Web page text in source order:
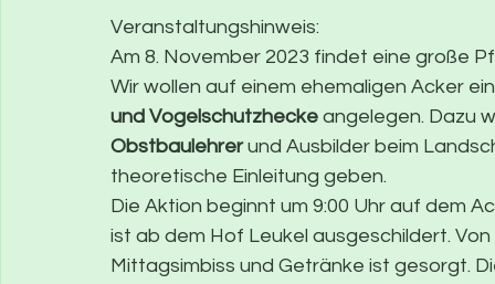
Veranstaltungshinweis:
Am 8. November 2023 findet eine große
Wir wollen auf einem ehemaligen Acker
und Vogelschutzhecke angelegen. Dazu
Obstbaulehrer und Ausbilder beim
theoretische Einleitung geben.
Die Aktion beginnt um 9:00 Uhr auf dem
ist ab dem Hof Leukel ausgeschildert.
Mittagsimbiss und Getränke ist gesorgt.